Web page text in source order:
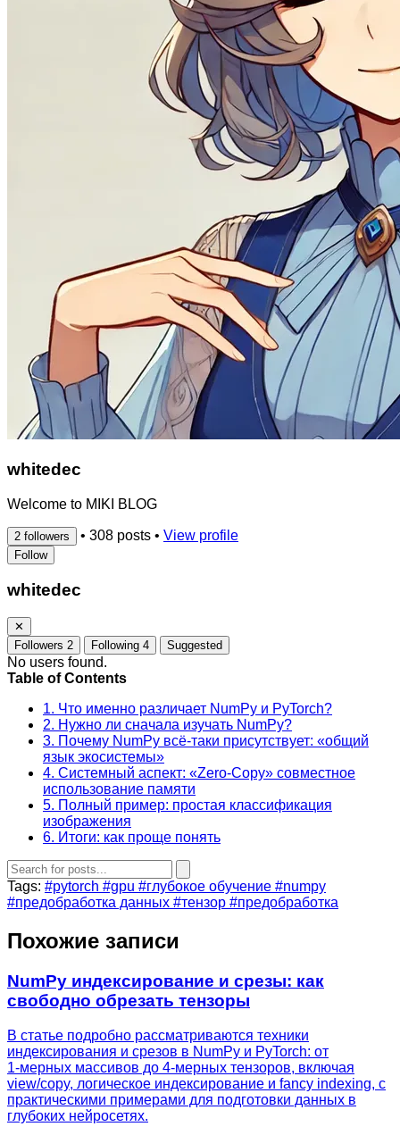
whitedec
Welcome to MIKI BLOG
2 followers • 308 posts • View profile
Follow
whitedec
✕
Followers 2 Following 4 Suggested
No users found.
Table of Contents
1. Что именно различает NumPy и PyTorch?
2. Нужно ли сначала изучать NumPy?
3. Почему NumPy всё‑таки присутствует: «общий
язык экосистемы»
4. Системный аспект: «Zero‑Copy» совместное
использование памяти
5. Полный пример: простая классификация
изображения
6. Итоги: как проще понять
Tags: #pytorch #gpu #глубокое обучение #numpy
#предобработка данных #тензор #предобработка
Похожие записи
NumPy индексирование и срезы: как
свободно обрезать тензоры
В статье подробно рассматриваются техники
индексирования и срезов в NumPy и PyTorch: от
1‑мерных массивов до 4‑мерных тензоров, включая
view/copy, логическое индексирование и fancy indexing, с
практическими примерами для подготовки данных в
глубоких нейросетях.